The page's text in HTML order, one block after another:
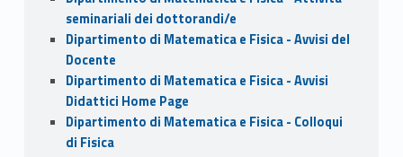
seminariali dei dottorandi/e
Dipartimento di Matematica e Fisica - Avvisi del
Docente
Dipartimento di Matematica e Fisica - Avvisi
Didattici Home Page
Dipartimento di Matematica e Fisica - Colloqui
di Fisica